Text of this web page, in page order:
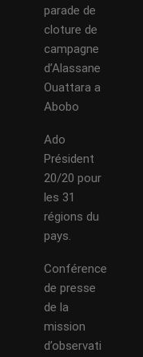
parade de
cloture de
campagne
d’Alassane
Ouattara a
Abobo
Ado
Président
20/20 pour
les 31
régions du
pays.
Conférence
de presse
de la
mission
d’observati